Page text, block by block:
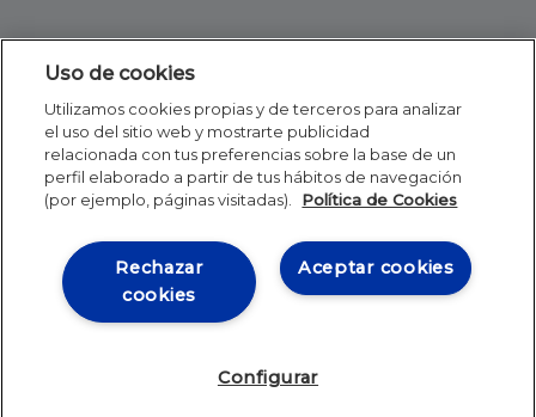
Uso de cookies
Utilizamos cookies propias y de terceros para analizar
el uso del sitio web y mostrarte publicidad
relacionada con tus preferencias sobre la base de un
perfil elaborado a partir de tus hábitos de navegación
(por ejemplo, páginas visitadas).
Política de Cookies
Aceptar cookies
Rechazar
cookies
Configurar